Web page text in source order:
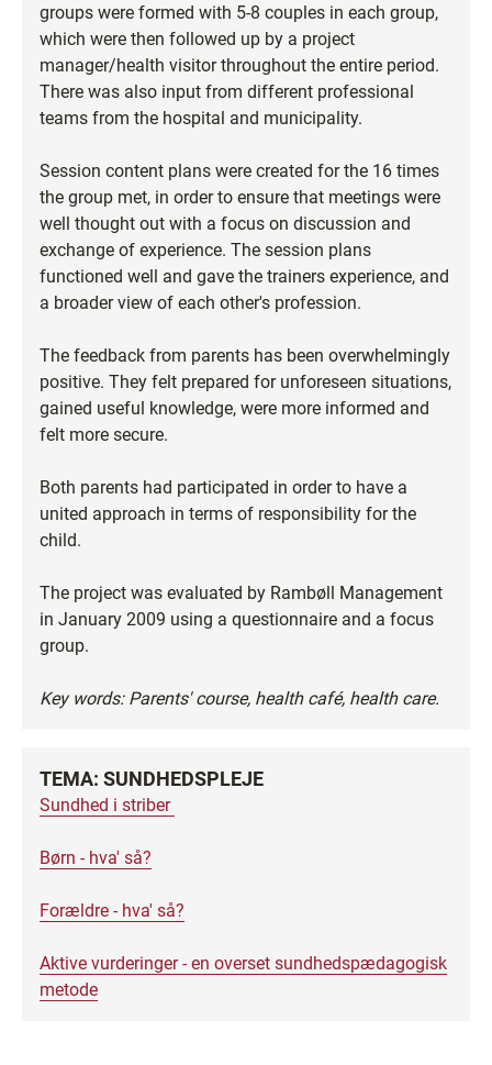
groups were formed with 5-8 couples in each group,
which were then followed up by a project
manager/health visitor throughout the entire period.
There was also input from different professional
teams from the hospital and municipality.
Session content plans were created for the 16 times
the group met, in order to ensure that meetings were
well thought out with a focus on discussion and
exchange of experience. The session plans
functioned well and gave the trainers experience, and
a broader view of each other's profession.
The feedback from parents has been overwhelmingly
positive. They felt prepared for unforeseen situations,
gained useful knowledge, were more informed and
felt more secure.
Both parents had participated in order to have a
united approach in terms of responsibility for the
child.
The project was evaluated by Rambøll Management
in January 2009 using a questionnaire and a focus
group.
Key words: Parents' course, health café, health care.
TEMA: SUNDHEDSPLEJE
Sundhed i striber
Børn - hva' så?
Forældre - hva' så?
Aktive vurderinger - en overset sundhedspædagogisk
metode